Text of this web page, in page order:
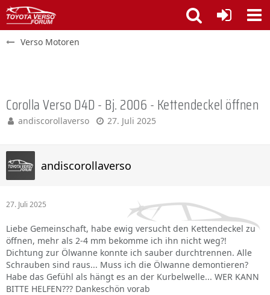
Verso Motoren
Corolla Verso D4D - Bj. 2006 - Kettendeckel öffnen
andiscorollaverso 27. Juli 2025
andiscorollaverso
27. Juli 2025
Liebe Gemeinschaft, habe ewig versucht den Kettendeckel zu
öffnen, mehr als 2-4 mm bekomme ich ihn nicht weg?!
Dichtung zur Ölwanne konnte ich sauber durchtrennen. Alle
Schrauben sind raus... Muss ich die Ölwanne demontieren?
Habe das Gefühl als hängt es an der Kurbelwelle... WER KANN
BITTE HELFEN??? Dankeschön vorab